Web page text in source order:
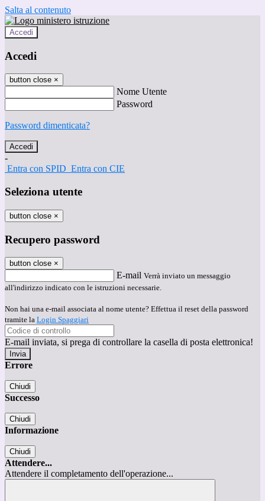
Salta al contenuto
Accedi
Accedi
button close ×
Nome Utente
Password
Password dimenticata?
-
Entra con SPID Entra con CIE
Seleziona utente
button close ×
Recupero password
button close ×
E-mail Verrà inviato un messaggio
all'indirizzo indicato con le istruzioni necessarie.
Non hai una e-mail associata al nome utente? Effettua il reset della password
tramite la Login Spaggiari
E-mail inviata, si prega di controllare la casella di posta elettronica!
Errore
Chiudi
Successo
Chiudi
Informazione
Chiudi
Attendere...
Attendere il completamento dell'operazione...